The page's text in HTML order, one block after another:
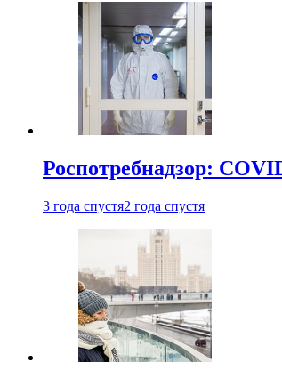
Роспотребнадзор:
3 года спустя2 года спустя